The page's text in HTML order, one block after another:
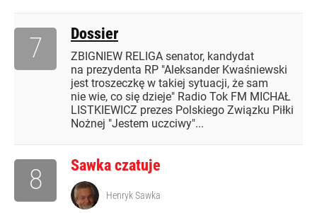
Dossier
ZBIGNIEW RELIGA senator, kandydat
na prezydenta RP "Aleksander Kwaśniewski
jest troszeczkę w takiej sytuacji, że sam
nie wie, co się dzieje" Radio Tok FM MICHAŁ
LISTKIEWICZ prezes Polskiego Związku Piłki
Nożnej "Jestem uczciwy"...
7
Sawka czatuje
8 Henryk Sawka